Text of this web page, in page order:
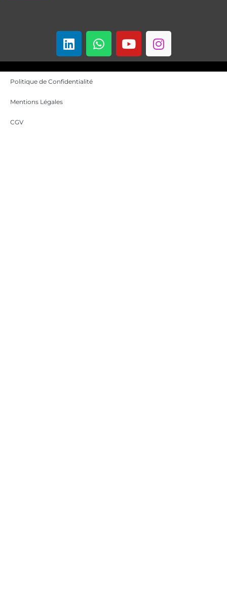
L
i
n
k
e
W
h
a
t
Y
o
u
t
I
n
s
t
Politique de Confidentialité
Mentions Légales
CGV